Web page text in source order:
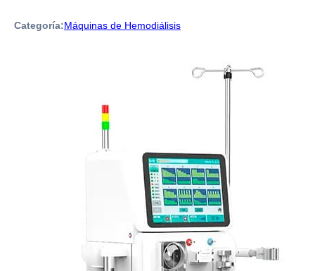
Categoría:Máquinas de Hemodiálisis